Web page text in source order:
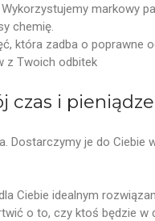
markowy
chemię.
która zadba o poprawne
z Twoich odbitek
czas i pieniądze
Dostarczymy je do Ciebie
Ciebie idealnym
o to, czy ktoś będzie w